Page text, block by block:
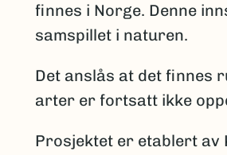
finnes i Norge. Denne
samspillet i naturen.
Det anslås at det finnes
arter er fortsatt ikke
Prosjektet er etablert av